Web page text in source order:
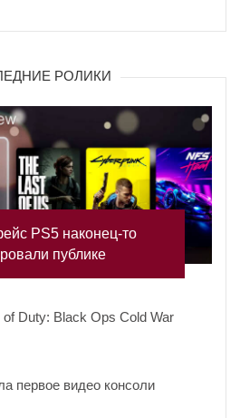
РОЛИКИ
PS5 наконец-то
публике
Duty: Black Ops Cold War
первое видео консоли